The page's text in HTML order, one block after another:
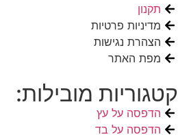
תקנון
מדיניות פרטיות
הצהרת נגישות
מפת האתר
קטגוריות מובילות:
הדפסה על עץ
הדפסה על בד